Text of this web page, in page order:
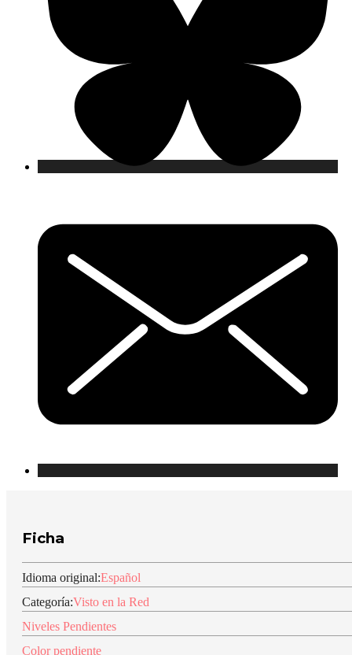
Ficha
Idioma original:Español
Categoría:Visto en la Red
Niveles Pendientes
Color pendiente